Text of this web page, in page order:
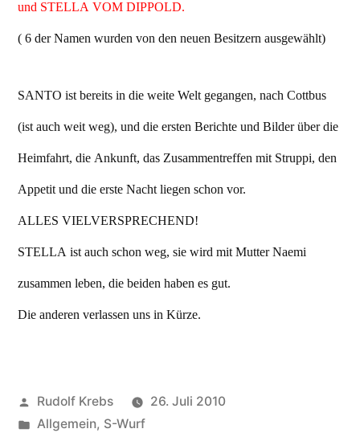
und STELLA VOM DIPPOLD.
( 6 der Namen wurden von den neuen Besitzern ausgewählt)
SANTO ist bereits in die weite Welt gegangen, nach Cottbus
(ist auch weit weg), und die ersten Berichte und Bilder über die
Heimfahrt, die Ankunft, das Zusammentreffen mit Struppi, den
Appetit und die erste Nacht liegen schon vor.
ALLES VIELVERSPRECHEND!
STELLA ist auch schon weg, sie wird mit Mutter Naemi
zusammen leben, die beiden haben es gut.
Die anderen verlassen uns in Kürze.
Veröffentlicht
von
Rudolf Krebs
26. Juli 2010
Veröffentlicht
Allgemein, S-Wurf